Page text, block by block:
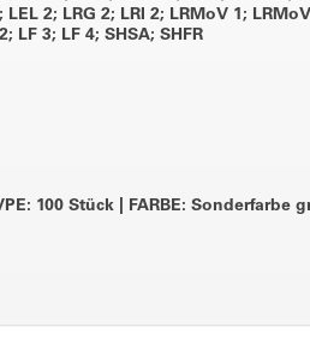
LEL 2; LRG 2; LRI 2; LRMoV 1;
LF 3; LF 4; SHSA; SHFR
100 Stück
FARBE: Sonderfarbe